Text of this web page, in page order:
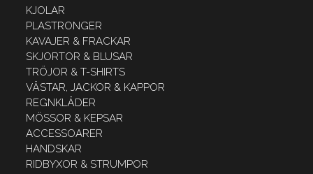
KJOLAR
PLASTRONGER
KAVAJER & FRACKAR
SKJORTOR & BLUSAR
TRÖJOR & T-SHIRTS
VÄSTAR, JACKOR & KAPPOR
REGNKLÄDER
MÖSSOR & KEPSAR
ACCESSOARER
HANDSKAR
RIDBYXOR & STRUMPOR